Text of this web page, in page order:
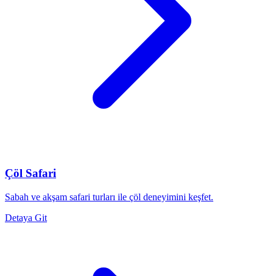
Çöl Safari
Sabah ve akşam safari turları ile çöl deneyimini keşfet.
Detaya Git